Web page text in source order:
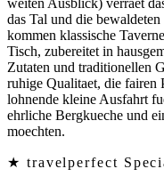
das Tal und die
kommen klassische
Tisch, zubereitet in
Zutaten und traditionellen
ruhige Qualitaet, die fairen
lohnende kleine Ausfahrt
ehrliche Bergkueche und
moechten.
★ travelperfect